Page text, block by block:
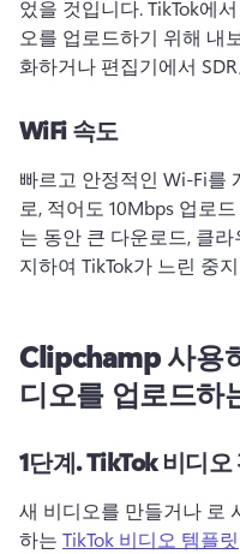
었을 것입니다. TikTok에
오를 업로드하기 위해 내
화하거나 편집기에서
WiFi 속도
빠르고 안정적인 Wi-Fi를
로, 적어도 10Mbps 업로
는 동안 큰 다운로드, 클
Clipchamp 사용
디오를 업로드하
1단계.TikTok 비디오
새 비디오를 만들거나 로
하는 TikTok 비디오 템플릿